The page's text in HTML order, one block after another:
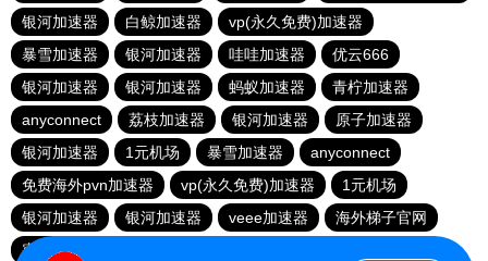
银河加速器
白鲸加速器
vp(永久免费)加速器
暴雪加速器
银河加速器 哇哇加速器
优云666
银河加速器
银河加速器 蚂蚁加速器
青柠加速器
anyconnect
荔枝加速器 银河加速器
原子加速器
银河加速器
1元机场 暴雪加速器
anyconnect
免费海外pvn加速器
vp(永久免费)加速器
1元机场
银河加速器
银河加速器 veee加速器
海外梯子官网
蜜蜂加速器